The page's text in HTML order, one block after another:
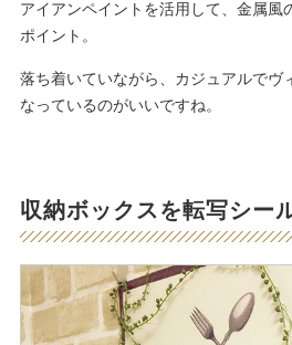
アイアンペイントを活用して、金属風
ポイント。
落ち着いていながら、カジュアルでヴ
なっているのがいいですね。
収納ボックスを転写シー